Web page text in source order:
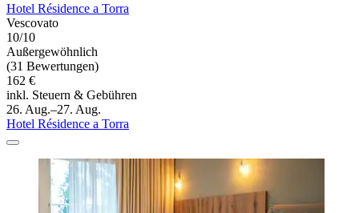
Hotel Résidence a Torra
Vescovato
10/10
Außergewöhnlich
(31 Bewertungen)
162 €
inkl. Steuern & Gebühren
26. Aug.–27. Aug.
Hotel Résidence a Torra